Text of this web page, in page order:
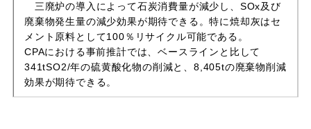
三廃炉の導入によって石炭消費量が減少し、SOx及び
廃棄物発生量の減少効果が期待できる。特に焼却灰はセ
メント原料として100％リサイクル可能である。
CPAにおける事前推計では、ベースラインと比して
341tSO2/年の硫黄酸化物の削減と、8,405tの廃棄物削減
効果が期待できる。